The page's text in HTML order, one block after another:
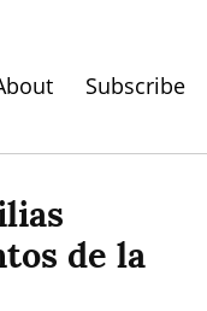
Subscribe
de la